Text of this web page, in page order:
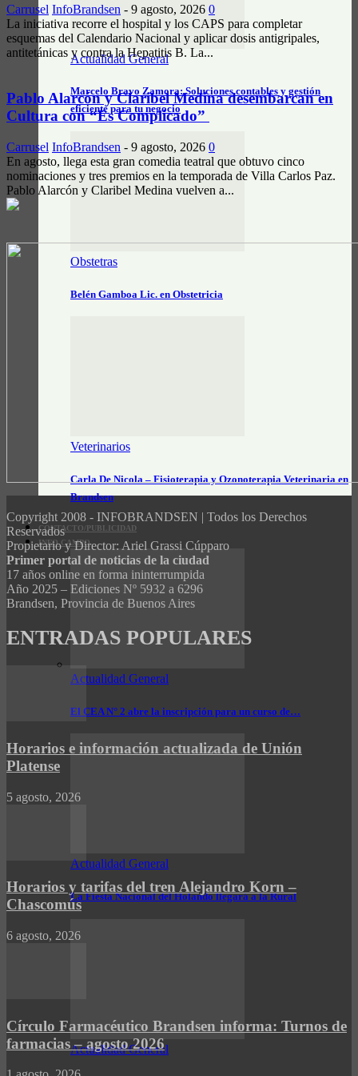
Actualidad General
Marcelo Bravo Zamora: Soluciones contables y gestión
eficiente para tu negocio
Obstetras
Belén Gamboa Lic. en Obstetricia
Veterinarios
Carla De Nicola – Fisioterapia y Ozonoterapia Veterinaria en
Brandsen
CONTACTO/PUBLICIDAD
INFO CAMPO
Actualidad General
El CEA N° 2 abre la inscripción para un curso de…
Actualidad General
La Fiesta Nacional del Holando llegará a la Rural
Actualidad General
Carrusel InfoBrandsen - 9 agosto, 2026 0
La iniciativa recorre el hospital y los CAPS para completar
esquemas del Calendario Nacional y aplicar dosis antigripales,
antitetánicas y contra la Hepatitis B. La...
Pablo Alarcón y Claribel Medina desembarcan en
Cultura con “Es Complicado”
Carrusel InfoBrandsen - 9 agosto, 2026 0
En agosto, llega esta gran comedia teatral que obtuvo cinco
nominaciones y tres premios en la temporada de Villa Carlos Paz.
Pablo Alarcón y Claribel Medina vuelven a...
Copyright 2008 - INFOBRANDSEN | Todos los Derechos
Reservados
Propietario y Director: Ariel Grassi Cúpparo
Primer portal de noticias de la ciudad
17 años online en forma ininterrumpida
Año 2025 – Ediciones Nº 5932 a 6296
Brandsen, Provincia de Buenos Aires
ENTRADAS POPULARES
Horarios e información actualizada de Unión
Platense
5 agosto, 2026
Horarios y tarifas del tren Alejandro Korn –
Chascomús
6 agosto, 2026
Círculo Farmacéutico Brandsen informa: Turnos de
farmacias – agosto 2026